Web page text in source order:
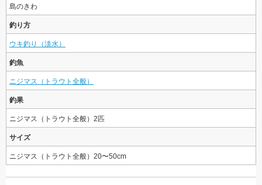
島のきわ
釣り方
ウキ釣り（淡水）
釣魚
ニジマス（トラウト全般）
釣果
ニジマス（トラウト全般）2匹
サイズ
ニジマス（トラウト全般）20〜50cm